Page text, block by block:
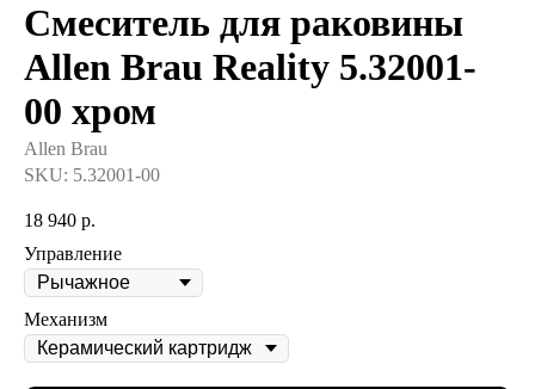
Смеситель для раковины
Allen Brau Reality 5.32001-
00 хром
Allen Brau
SKU: 5.32001-00
18 940 р.
Управление
Механизм